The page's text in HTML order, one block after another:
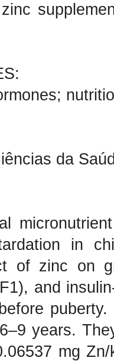
da
in
of zinc on
and
years.
mg